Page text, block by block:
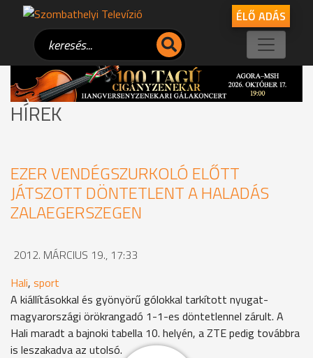
ÉLŐ ADÁS
HÍREK
EZER VENDÉGSZURKOLÓ ELŐTT
JÁTSZOTT DÖNTETLENT A HALADÁS
ZALAEGERSZEGEN
2012. MÁRCIUS 19., 17:33
Hali, sport
A kiállításokkal és gyönyörű gólokkal tarkított nyugat-
magyarországi örökrangadó 1-1-es döntetlennel zárult. A
Hali maradt a bajnoki tabella 10. helyén, a ZTE pedig továbbra
is leszakadva az utolsó.